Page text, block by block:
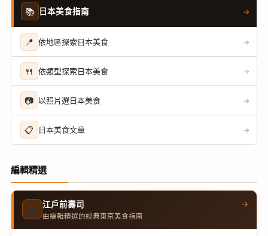
📚 日本美食指南 →
📍 依地區探索日本美食 →
🍴 依類型探索日本美食 →
📷 以照片選日本美食 →
📋 日本美食文章 →
編輯精選
🍣 江戶前壽司
由編輯精選的經典東京美食指南
→